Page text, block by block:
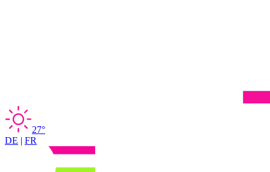
27°
DE | FR